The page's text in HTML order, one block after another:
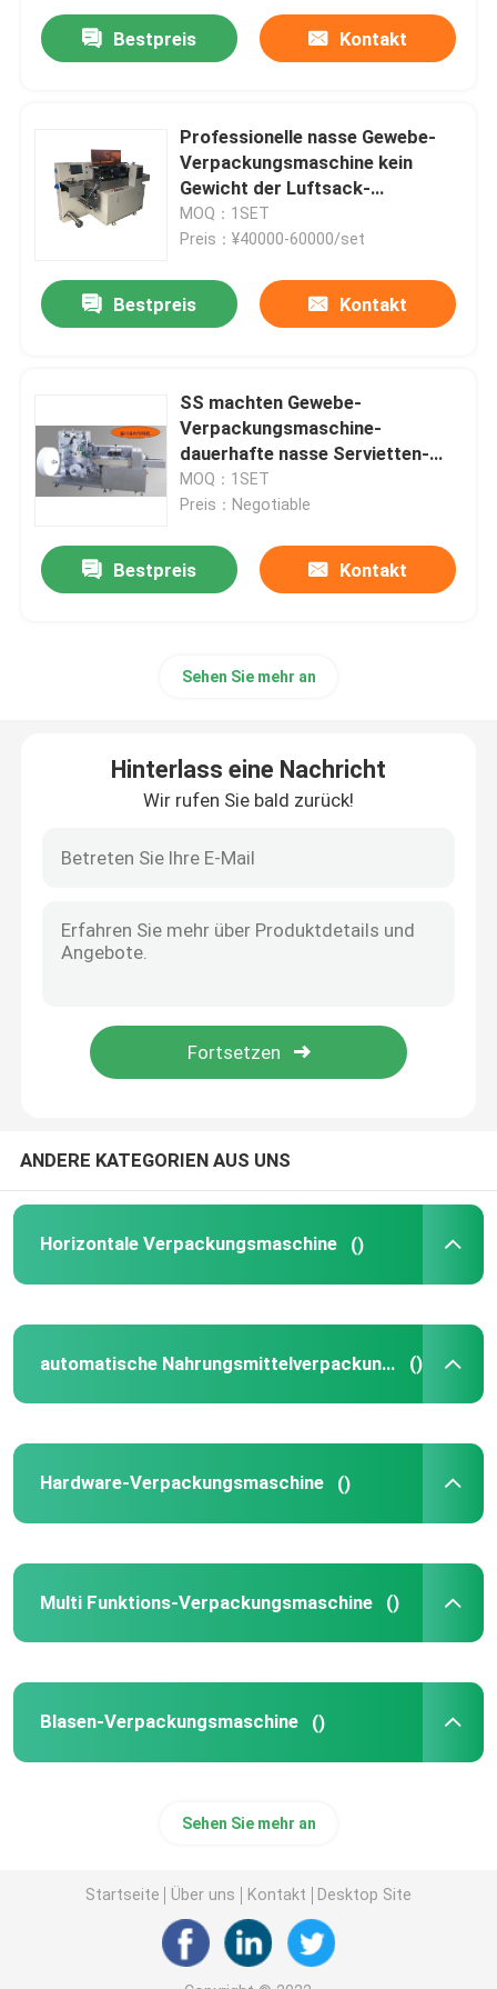
Nach Hause
Produkte
Blasen-Verpackungsmaschine
KartenVerpackungsmaschine
Beutel-Verpackungsmaschine
Imbiss-Verpackmaschine
Des medizinischen Geräts Verpackmaschine
thermoforming vakuumverpackende Maschine
Bestpreis Kontakt
Professionelle nasse Gewebe-
Verpackungsmaschine kein
Gewicht der Luftsack-
Funktions-500kg
MOQ：1SET
Preis：¥40000-60000/set
Bestpreis Kontakt
SS machten Gewebe-
Verpackungsmaschine-
dauerhafte nasse Servietten-
Papier-Verpackungsmaschine
nass
MOQ：1SET
Preis：Negotiable
Bestpreis Kontakt
Sehen Sie mehr an
Hinterlass eine Nachricht
Wir rufen Sie bald zurück!
ANDERE KATEGORIEN AUS UNS
Horizontale Verpackungsmaschine ()
automatische Nahrungsmittelverpackungsmaschine ()
Hardware-Verpackungsmaschine ()
Multi Funktions-Verpackungsmaschine ()
Blasen-Verpackungsmaschine ()
Sehen Sie mehr an
Startseite Über uns Kontakt Desktop Site